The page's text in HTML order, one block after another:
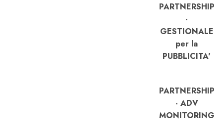
PARTNERSHIP
-
GESTIONALE
per la
PUBBLICITA'
PARTNERSHIP
- ADV
MONITORING